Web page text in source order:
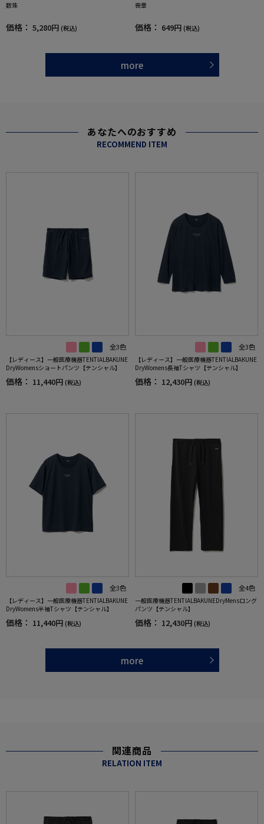
数珠
価格： 5,280円 (税込)
喪章
価格： 649円 (税込)
more
あなたへのおすすめ
RECOMMEND ITEM
全3色
【レディース】一般医療機器TENTIALBAKUNE
DryWomensショートパンツ【テンシャル】
価格： 11,440円 (税込)
全3色
【レディース】一般医療機器TENTIALBAKUNE
DryWomens長袖Tシャツ【テンシャル】
価格： 12,430円 (税込)
全3色
【レディース】一般医療機器TENTIALBAKUNE
DryWomens半袖Tシャツ【テンシャル】
価格： 11,440円 (税込)
全4色
一般医療機器TENTIALBAKUNEDryMensロング
パンツ【テンシャル】
価格： 12,430円 (税込)
more
関連商品
RELATION ITEM